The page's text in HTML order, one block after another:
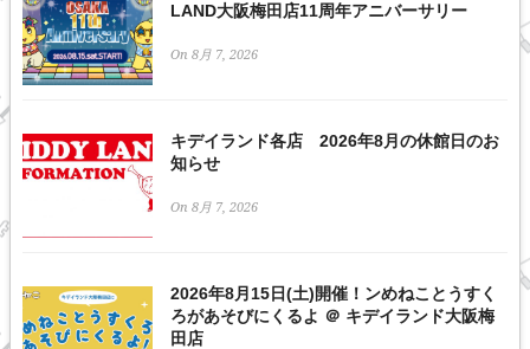
LAND大阪梅田店11周年アニバーサリー
On 8月 7, 2026
キデイランド各店 2026年8月の休館日のお
知らせ
On 8月 7, 2026
2026年8月15日(土)開催！ンめねことうすく
ろがあそびにくるよ ＠ キデイランド大阪梅
田店